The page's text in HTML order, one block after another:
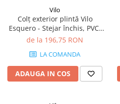
Vilo
Colț exterior plintă Vilo
Esquero - Stejar închis, PVC,
20 buc/cutie, compatibil
de la 196,75 RON
LA COMANDA
ADAUGA IN COS